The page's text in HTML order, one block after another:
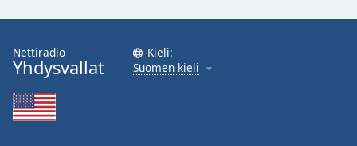
Nettiradio
Yhdysvallat
Kieli:
Suomen kieli